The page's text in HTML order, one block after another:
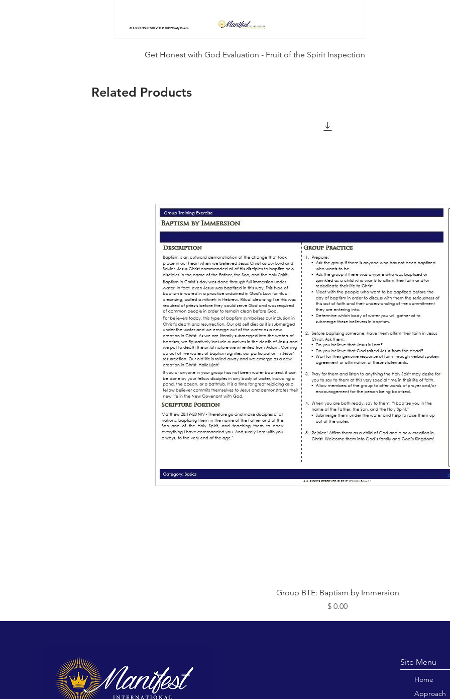
Get Honest with God Evaluation - Fruit of the Spirit Inspection
Related Products
תצוגה מהירה
Group BTE: Baptism by Immersion
מחיר
Site
Home
Approach